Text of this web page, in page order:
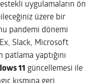
uygulamaların ön
üzere bir
pandemi dönemi
Slack, Microsoft
patlama yaptığını
11 güncellemesi ile